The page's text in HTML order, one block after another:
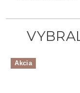
Akcia